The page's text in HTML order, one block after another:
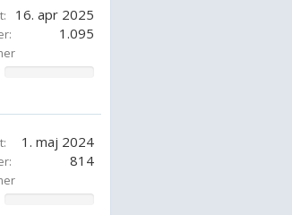
16. apr 2025
1.095
1. maj 2024
814